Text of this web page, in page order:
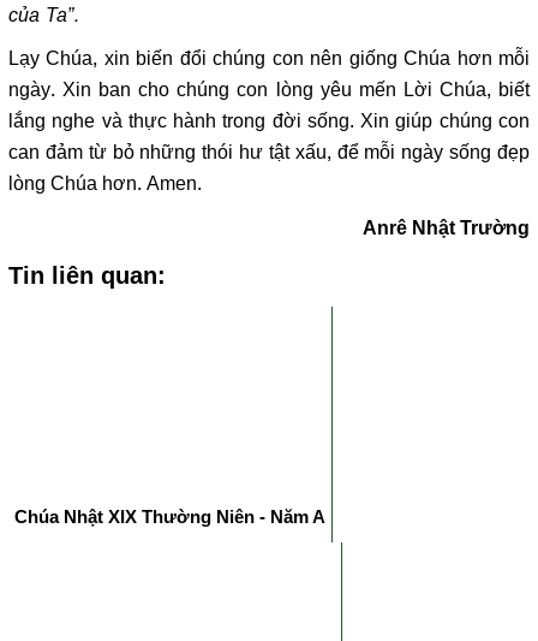
của Ta”.
Lạy Chúa, xin biến đổi chúng con nên giống Chúa hơn mỗi
ngày. Xin ban cho chúng con lòng yêu mến Lời Chúa, biết
lắng nghe và thực hành trong đời sống. Xin giúp chúng con
can đảm từ bỏ những thói hư tật xấu, để mỗi ngày sống đẹp
lòng Chúa hơn. Amen.
Anrê Nhật Trường
Tin liên quan:
Chúa Nhật XIX Thường Niên - Năm A